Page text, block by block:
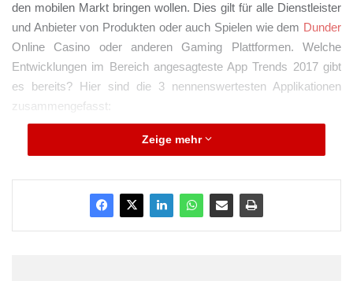
den mobilen Markt bringen wollen. Dies gilt für alle Dienstleister
und Anbieter von Produkten oder auch Spielen wie dem Dunder
Online Casino oder anderen Gaming Plattformen. Welche
Entwicklungen im Bereich angesagteste App Trends 2017 gibt
es bereits? Hier sind die 3 nennenswertesten Applikationen
zusammengefasst:
Zeige mehr